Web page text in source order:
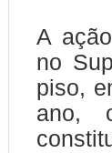
A
no
piso,
ano,